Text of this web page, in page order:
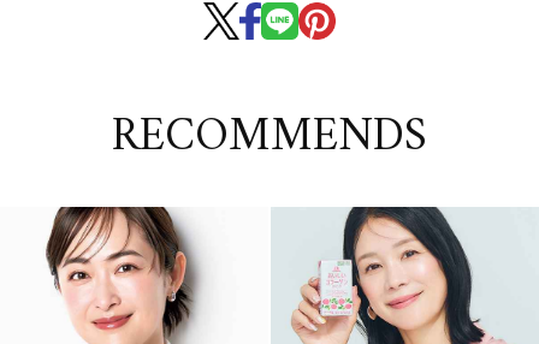
RECOMMENDS